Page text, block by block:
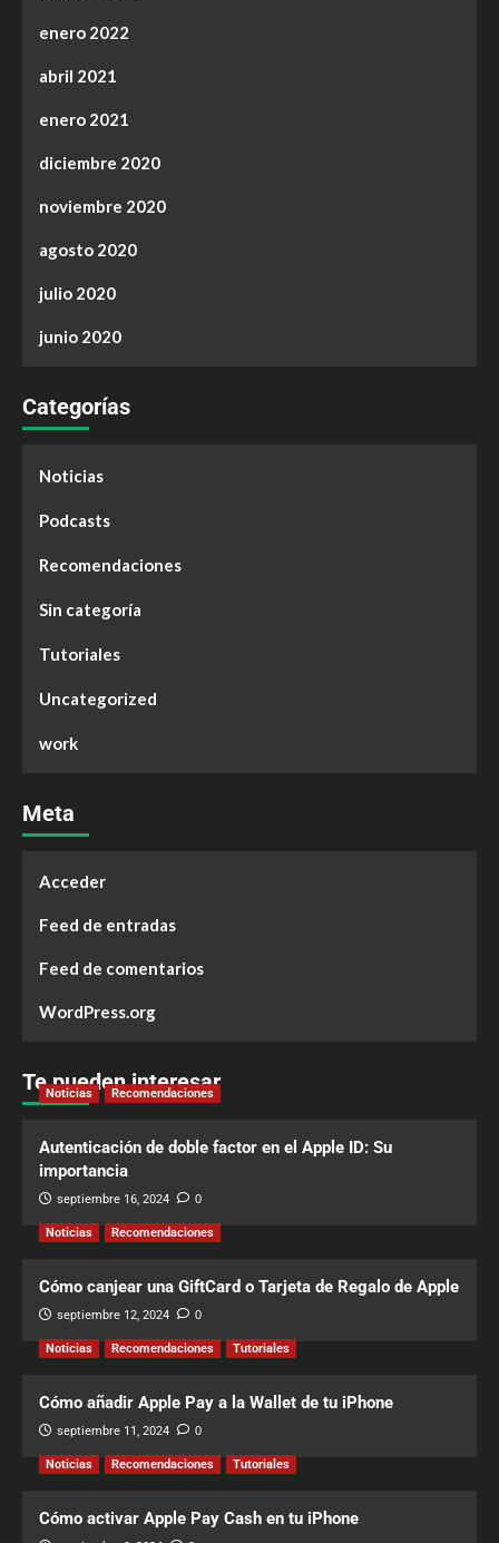
enero 2022
abril 2021
enero 2021
diciembre 2020
noviembre 2020
agosto 2020
julio 2020
junio 2020
Categorías
Noticias
Podcasts
Recomendaciones
Sin categoría
Tutoriales
Uncategorized
work
Meta
Acceder
Feed de entradas
Feed de comentarios
WordPress.org
Te pueden interesar
Noticias Recomendaciones
Autenticación de doble factor en el Apple ID: Su
importancia
septiembre 16, 2024 0
Noticias Recomendaciones
Cómo canjear una GiftCard o Tarjeta de Regalo de Apple
septiembre 12, 2024 0
Noticias Recomendaciones Tutoriales
Cómo añadir Apple Pay a la Wallet de tu iPhone
septiembre 11, 2024 0
Noticias Recomendaciones Tutoriales
Cómo activar Apple Pay Cash en tu iPhone